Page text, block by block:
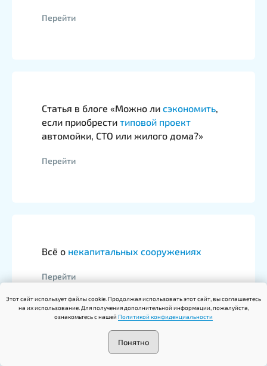
Перейти
Статья в блоге «Можно ли сэкономить,
если приобрести типовой проект
автомойки, СТО или жилого дома?»
Перейти
Всё о некапитальных сооружениях
Перейти
Этот сайт использует файлы cookie. Продолжая использовать этот сайт, вы соглашаетесь
на их использование. Для получения дополнительной информации, пожалуйста,
ознакомьтесь с нашей Политикой конфиденциальности
Понятно